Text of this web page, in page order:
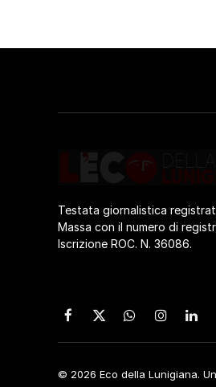
Testata giornalistica
Massa con il numero di
Iscrizione ROC. N. 36086.
Facebook
X
(Twitter)
WhatsApp
© 2026 Eco della Lunigiana.